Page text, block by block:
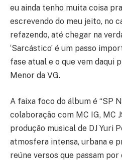
eu ainda tenho muita coisa
escrevendo do meu jeito, no
refazendo, até chegar na
‘Sarcástico’ é um passo
fase atual e o que vem daqui
Menor da VG.
A faixa foco do álbum é “SP
colaboração com MC IG, MC
produção musical de DJ Yuri
atmosfera intensa, urbana e
reúne versos que passam por